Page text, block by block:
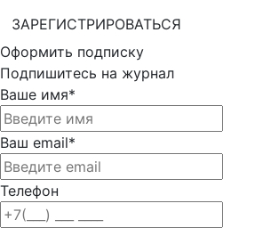
ЗАРЕГИСТРИРОВАТЬСЯ
Оформить подписку
Подпишитесь на журнал
Ваше имя*
Ваш email*
Телефон